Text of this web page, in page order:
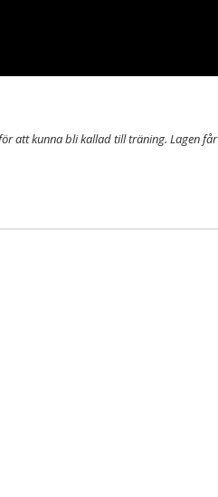
att kunna bli kallad till träning. Lagen får